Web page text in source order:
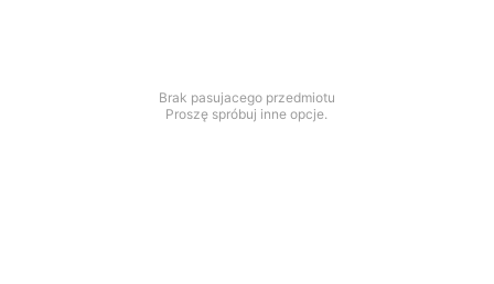
Brak pasujacego przedmiotu
Proszę spróbuj inne opcje.